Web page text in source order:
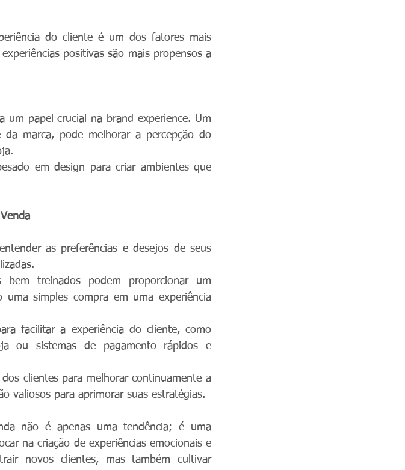
do cliente é um dos fatores mais
positivas são mais propensos a
papel crucial na brand experience. Um
marca, pode melhorar a percepção do
em design para criar ambientes que
as preferências e desejos de seus
bem treinados podem proporcionar um
simples compra em uma experiência
facilitar a experiência do cliente, como
ou sistemas de pagamento rápidos e
clientes para melhorar continuamente a
valiosos para aprimorar suas estratégias.
não é apenas uma tendência; é uma
na criação de experiências emocionais e
novos clientes, mas também cultivar